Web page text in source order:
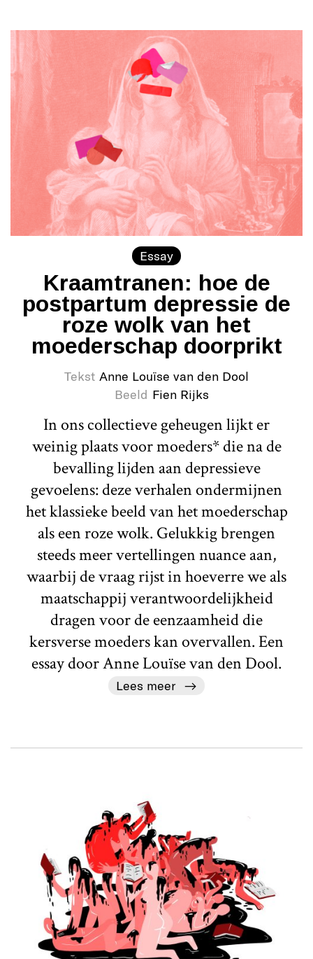
Essay
Kraamtranen: hoe de
postpartum depressie de
roze wolk van het
moederschap doorprikt
Tekst Anne Louïse van den Dool
Beeld Fien Rijks
In ons collectieve geheugen lijkt er
weinig plaats voor moeders* die na de
bevalling lijden aan depressieve
gevoelens: deze verhalen ondermijnen
het klassieke beeld van het moederschap
als een roze wolk. Gelukkig brengen
steeds meer vertellingen nuance aan,
waarbij de vraag rijst in hoeverre we als
maatschappij verantwoordelijkheid
dragen voor de eenzaamheid die
kersverse moeders kan overvallen. Een
essay door Anne Louïse van den Dool.
Lees meer